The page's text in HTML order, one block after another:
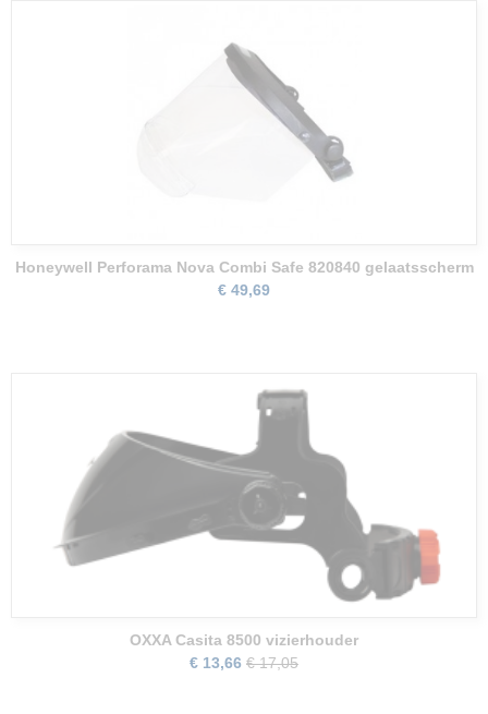
Honeywell Perforama Nova Combi Safe 820840 gelaatsscherm
€ 49,69
OXXA Casita 8500 vizierhouder
€ 13,66 € 17,05